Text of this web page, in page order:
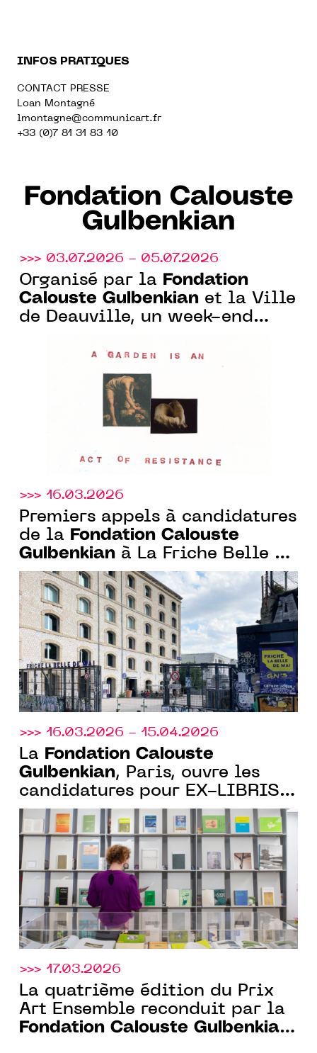
INFOS PRATIQUES
CONTACT PRESSE
Loan Montagné
lmontagne@communicart.fr
+33 (0)7 81 31 83 10
Fondation Calouste
Gulbenkian
>>> 03.07.2026 - 05.07.2026
Organisé par la
Fondation
Calouste Gulbenkian et la Ville
de Deauville, un week-end
Gulbenkian, à Benerville-sur-
>>> 16.03.2026
Premiers appels à candidatures
de la
Fondation Calouste
Gulbenkian à La Friche Belle de
Mai et à la Bibliothèque
Gulbenkian et lancement du 4ᵉ
Prix Art Ensemble avec le
CENTQUATRE-PARIS
>>> 16.03.2026 - 15.04.2026
La
Fondation Calouste
Gulbenkian, Paris, ouvre les
candidatures pour EX-LIBRIS,
sa nouvelle résidence
artistique au cœur de la
bibliothèque Gulbenkian
>>> 17.03.2026
La quatrième édition du Prix
Art Ensemble reconduit par la
Fondation Calouste Gulbenkian